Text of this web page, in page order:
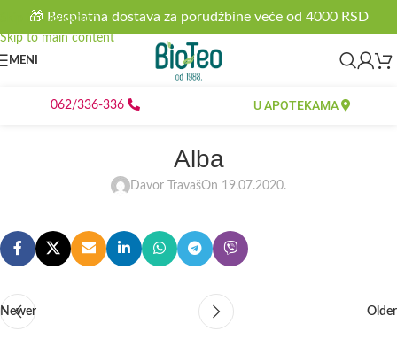
Skip to navigation
Skip to main content
🎁 Besplatna dostava za porudžbine veće od 4000 RSD
MENI
062/336-336 U APOTEKAMA
Alba
Davor TravašOn 19.07.2020.
Newer Older